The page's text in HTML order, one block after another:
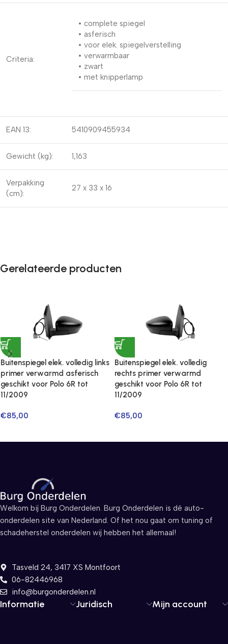
Criteria:
• complete spiegel
• asferisch
• voor elek. spiegelverstelling
• verwarmbaar
• zwart
• met knipperlamp
EAN 13: 5410909455934
Gewicht (kg): 1,163
Verpakking
(cm):
27 x 33 x 16
Gerelateerde producten
Buitenspiegel elek. volledig links
primer verwarmd asferisch
geschikt voor Polo 6R tot
11/2009
€85,00
Buitenspiegel elek. volledig
rechts primer verwarmd
geschikt voor Polo 6R tot
11/2009
€85,00
Informatie Juridisch Mijn account
Welkom bij Burg Onderdelen. Burg Onderdelen is dé auto-
onderdelen site van Nederland. Of het nou gaat om tuning of
schadeherstel onderdelen wij hebben het allemaal!
Tasveld 24, 3417 XS Montfoort
06-82446968
info@burgonderdelen.nl